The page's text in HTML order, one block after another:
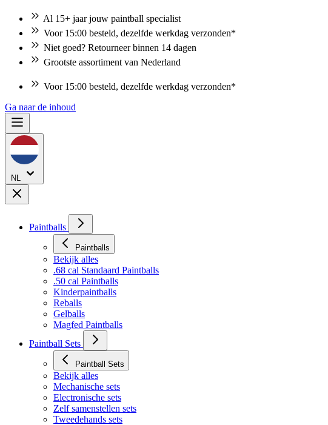
Al 15+ jaar jouw paintball specialist
Voor 15:00 besteld, dezelfde werkdag verzonden*
Niet goed? Retourneer binnen 14 dagen
Grootste assortiment van Nederland
Voor 15:00 besteld, dezelfde werkdag verzonden*
Ga naar de inhoud
NL
Paintballs
Paintballs
Bekijk alles
.68 cal Standaard Paintballs
.50 cal Paintballs
Kinderpaintballs
Reballs
Gelballs
Magfed Paintballs
Paintball Sets
Paintball Sets
Bekijk alles
Mechanische sets
Electronische sets
Zelf samenstellen sets
Tweedehands sets